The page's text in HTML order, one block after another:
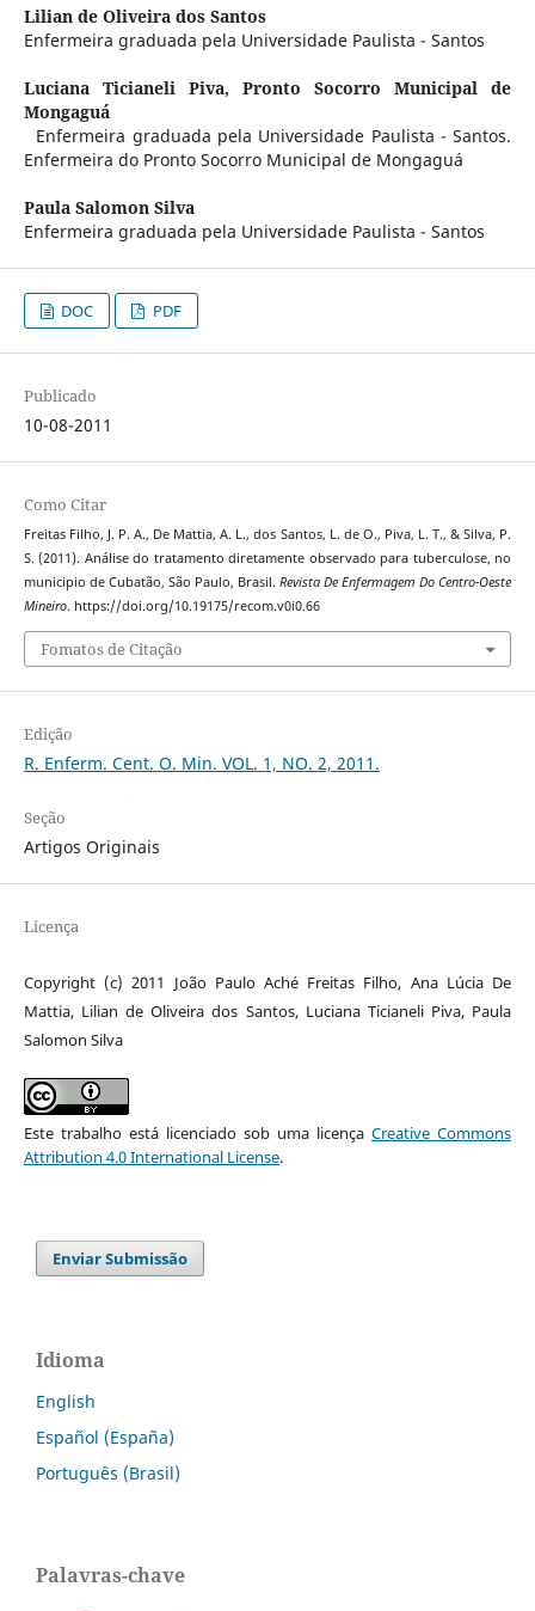
Lilian de Oliveira dos Santos
Enfermeira graduada pela Universidade Paulista - Santos
Luciana Ticianeli Piva, Pronto Socorro Municipal de
Mongaguá
Enfermeira graduada pela Universidade Paulista - Santos.
Enfermeira do Pronto Socorro Municipal de Mongaguá
Paula Salomon Silva
Enfermeira graduada pela Universidade Paulista - Santos
DOC PDF
Publicado
10-08-2011
Como Citar
Freitas Filho, J. P. A., De Mattia, A. L., dos Santos, L. de O., Piva, L. T., & Silva, P.
S. (2011). Análise do tratamento diretamente observado para tuberculose, no
municipio de Cubatão, São Paulo, Brasil.Revista De Enfermagem Do Centro-Oeste
Mineiro. https://doi.org/10.19175/recom.v0i0.66
Fomatos de Citação
Edição
R. Enferm. Cent. O. Min. VOL. 1, NO. 2, 2011.
Seção
Artigos Originais
Licença
Copyright (c) 2011 João Paulo Aché Freitas Filho, Ana Lúcia De
Mattia, Lilian de Oliveira dos Santos, Luciana Ticianeli Piva, Paula
Salomon Silva
Este trabalho está licenciado sob uma licençaCreative Commons
Attribution 4.0 International License.
Enviar Submissão
Idioma
English
Español (España)
Português (Brasil)
Palavras-chave